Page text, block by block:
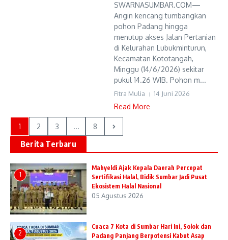
SWARNASUMBAR.COM—
Angin kencang tumbangkan
pohon Padang hingga
menutup akses Jalan Pertanian
di Kelurahan Lubukminturun,
Kecamatan Kototangah,
Minggu (14/6/2026) sekitar
pukul 14.26 WIB. Pohon m...
Fitra Mulia 14 Juni 2026
Read More
1 2 3 ... 8
Berita Terbaru
1
Mahyeldi Ajak Kepala Daerah Percepat
Sertifikasi Halal, Bidik Sumbar Jadi Pusat
Ekosistem Halal Nasional
05 Agustus 2026
2
Cuaca 7 Kota di Sumbar Hari Ini, Solok dan
Padang Panjang Berpotensi Kabut Asap